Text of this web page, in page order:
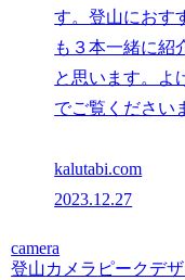
す。登山におす
も３本一緒に紹
と思います。よ
でご覧ください
kalutabi.com
2023.12.27
camera
登山カメラ ピークデ